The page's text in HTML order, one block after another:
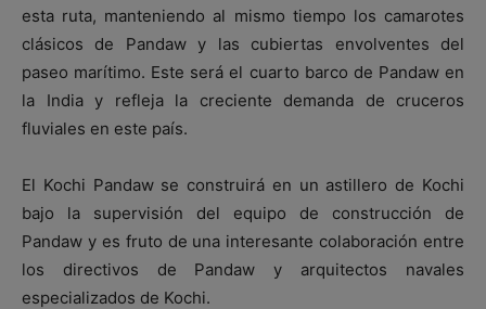
esta ruta, manteniendo al mismo tiempo los camarotes
clásicos de Pandaw y las cubiertas envolventes del
paseo marítimo. Este será el cuarto barco de Pandaw en
la India y refleja la creciente demanda de cruceros
fluviales en este país.
El Kochi Pandaw se construirá en un astillero de Kochi
bajo la supervisión del equipo de construcción de
Pandaw y es fruto de una interesante colaboración entre
los directivos de Pandaw y arquitectos navales
especializados de Kochi.